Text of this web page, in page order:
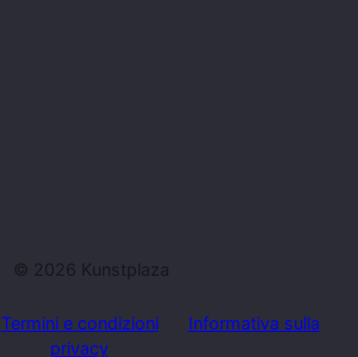
© 2026 Kunstplaza
Termini e condizioni
Informativa sulla
privacy